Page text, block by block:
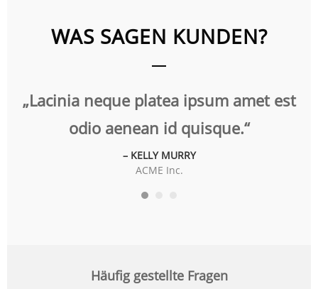
WAS SAGEN KUNDEN?
„Lacinia neque platea ipsum amet est
odio aenean id quisque.“
– KELLY MURRY
ACME Inc.
Häufig gestellte Fragen